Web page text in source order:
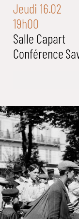
Jeudi 16.02
19h00
Salle Capart
Conférence